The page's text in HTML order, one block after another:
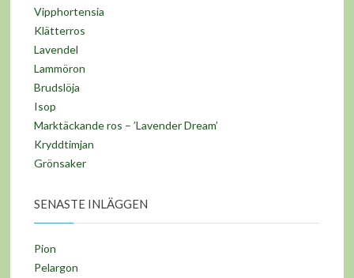
Vipphortensia
Klätterros
Lavendel
Lammöron
Brudslöja
Isop
Marktäckande ros – ’Lavender Dream’
Kryddtimjan
Grönsaker
SENASTE INLÄGGEN
Pion
Pelargon